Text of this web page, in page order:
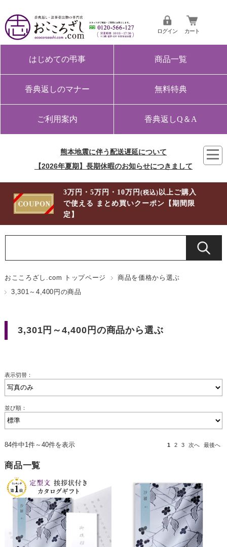
ログイン カート
はじめての弔事 商品一覧
香典返しのマナー 無料特典
ご利用案内 香典返しQ＆A
熊本地震に伴う配送遅延について
【2026年夏期】長期休暇のお知らせにつきまして
3万円・5万円・10万円(税込) 以上ご購入
で使える まとめ買いクーポン【期間限
定】
おこころざし.com トップページ
商品を価格から選ぶ
3,301～4,400円の商品
3,301円～4,400円の商品から選ぶ
表示切替：
並び順：
84件中1件～40件を表示 1 2 3 次へ 最後へ
商品一覧